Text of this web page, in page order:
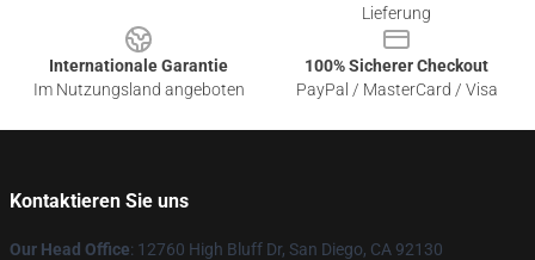
Lieferung
Internationale Garantie
Im Nutzungsland angeboten
100% Sicherer Checkout
PayPal / MasterCard / Visa
Kontaktieren Sie uns
Our Head Office: 12760 High Bluff Dr, San Diego, CA 92130